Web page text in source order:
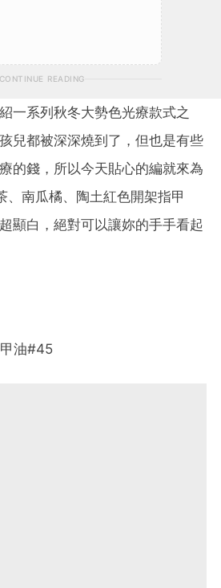
CONTINUE READING
一系列秋冬大勢色光療款式之
兒都被深深燒到了，但也是有些
的錢，所以今天貼心的編就來為
、南瓜橘、陶土紅色開架指甲
顯白，絕對可以讓妳的手手看起
油#45